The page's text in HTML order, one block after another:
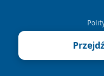
formie. Choć nie jest
szukać wilgoci –
intensywnie podlewany